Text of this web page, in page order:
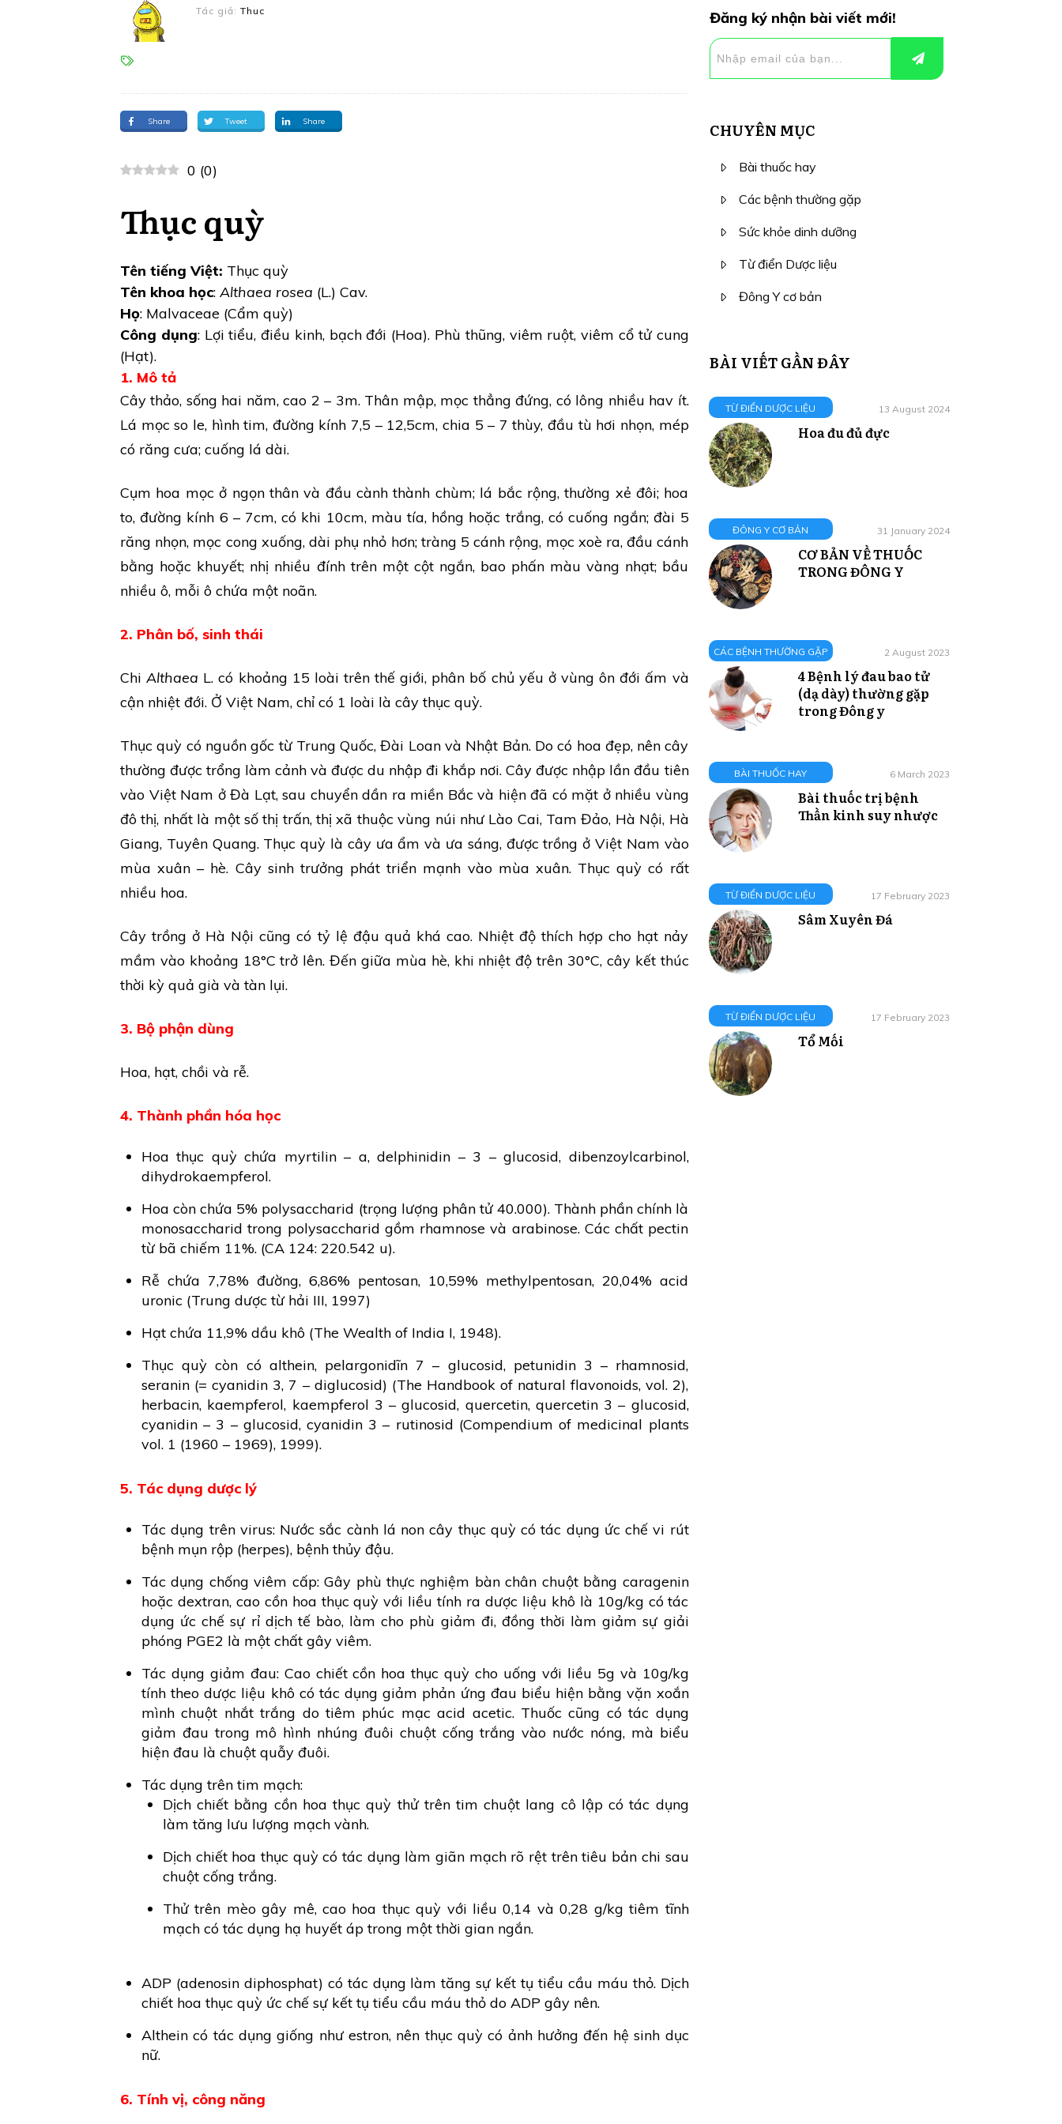
Tác giả: Thuc
Share Tweet Share
0 (0)
Thục quỳ
Tên tiếng Việt: Thục quỳ
Tên khoa học: Althaea rosea (L.) Cav.
Họ: Malvaceae (Cẩm quỳ)
Công dụng: Lợi tiểu, điều kinh, bạch đới (Hoa). Phù thũng, viêm ruột, viêm cổ tử cung
(Hạt).
1. Mô tả
Cây thảo, sống hai năm, cao 2 – 3m. Thân mập, mọc thẳng đứng, có lông nhiều hav ít.
Lá mọc so le, hình tim, đường kính 7,5 – 12,5cm, chia 5 – 7 thùy, đầu tù hơi nhọn, mép
có răng cưa; cuống lá dài.
Cụm hoa mọc ở ngọn thân và đầu cành thành chùm; lá bắc rộng, thường xẻ đôi; hoa
to, đường kính 6 – 7cm, có khi 10cm, màu tía, hồng hoặc trắng, có cuống ngắn; đài 5
răng nhọn, mọc cong xuống, dài phụ nhỏ hơn; tràng 5 cánh rộng, mọc xoè ra, đầu cánh
bằng hoặc khuyết; nhị nhiều đính trên một cột ngắn, bao phấn màu vàng nhạt; bầu
nhiều ô, mỗi ô chứa một noãn.
2. Phân bố, sinh thái
ChiAlthaea L. có khoảng 15 loài trên thế giới, phân bố chủ yếu ở vùng ôn đới ấm và
cận nhiệt đới. Ở Việt Nam, chỉ có 1 loài là cây thục quỳ.
Thục quỳ có nguồn gốc từ Trung Quốc, Đài Loan và Nhật Bản. Do có hoa đẹp, nên cây
thường được trổng làm cảnh và được du nhập đi khắp nơi. Cây được nhập lần đầu tiên
vào Việt Nam ở Đà Lạt, sau chuyển dần ra miền Bắc và hiện đã có mặt ở nhiều vùng
đô thị, nhất là một số thị trấn, thị xã thuộc vùng núi như Lào Cai, Tam Đảo, Hà Nội, Hà
Giang, Tuyên Quang. Thục quỳ là cây ưa ẩm và ưa sáng, được trồng ở Việt Nam vào
mùa xuân – hè. Cây sinh trưởng phát triển mạnh vào mùa xuân. Thục quỳ có rất
nhiều hoa.
Cây trồng ở Hà Nội cũng có tỷ lệ đậu quả khá cao. Nhiệt độ thích hợp cho hạt nảy
mầm vào khoảng 18°C trở lên. Đến giữa mùa hè, khi nhiệt độ trên 30°C, cây kết thúc
thời kỳ quả già và tàn lụi.
3. Bộ phận dùng
Hoa, hạt, chồi và rễ.
4. Thành phần hóa học
Hoa thục quỳ chứa myrtilin – a, delphinidin – 3 – glucosid, dibenzoylcarbinol,
dihydrokaempferol.
Hoa còn chứa 5% polysaccharid (trọng lượng phân tử 40.000). Thành phần chính là
monosaccharid trong polysaccharid gồm rhamnose và arabinose. Các chất pectin
từ bã chiếm 11%. (CA 124: 220.542 u).
Rễ chứa 7,78% đường, 6,86% pentosan, 10,59% methylpentosan, 20,04% acid
uronic (Trung dược từ hải III, 1997)
Hạt chứa 11,9% dầu khô (The Wealth of India I, 1948).
Thục quỳ còn có althein, pelargonidĩn 7 – glucosid, petunidin 3 – rhamnosid,
seranin (= cyanidin 3, 7 – diglucosid) (The Handbook of natural flavonoids, vol. 2),
herbacin, kaempferol, kaempferol 3 – glucosid, quercetin, quercetin 3 – glucosid,
cyanidin – 3 – glucosid, cyanidin 3 – rutinosid (Compendium of medicinal plants
vol. 1 (1960 – 1969), 1999).
5. Tác dụng dược lý
Tác dụng trên virus: Nước sắc cành lá non cây thục quỳ có tác dụng ức chế vi rút
bệnh mụn rộp (herpes), bệnh thủy đậu.
Tác dụng chống viêm cấp: Gây phù thực nghiệm bàn chân chuột bằng caragenin
hoặc dextran, cao cồn hoa thục quỳ với liều tính ra dược liệu khô là 10g/kg có tác
dụng ức chế sự rỉ dịch tế bào, làm cho phù giảm đi, đồng thời làm giảm sự giải
phóng PGE2 là một chất gây viêm.
Tác dụng giảm đau: Cao chiết cồn hoa thục quỳ cho uống với liều 5g và 10g/kg
tính theo dược liệu khô có tác dụng giảm phản ứng đau biểu hiện bằng vặn xoắn
mình chuột nhắt trắng do tiêm phúc mạc acid acetic. Thuốc cũng có tác dụng
giảm đau trong mô hình nhúng đuôi chuột cống trắng vào nước nóng, mà biểu
hiện đau là chuột quẫy đuôi.
Tác dụng trên tim mạch:
Dịch chiết bằng cồn hoa thục quỳ thử trên tim chuột lang cô lập có tác dụng
làm tăng lưu lượng mạch vành.
Dịch chiết hoa thục quỳ có tác dụng làm giãn mạch rõ rệt trên tiêu bản chi sau
chuột cống trắng.
Thử trên mèo gây mê, cao hoa thục quỳ với liều 0,14 và 0,28 g/kg tiêm tĩnh
mạch có tác dụng hạ huyết áp trong một thời gian ngắn.
ADP (adenosin diphosphat) có tác dụng làm tăng sự kết tụ tiểu cầu máu thỏ. Dịch
chiết hoa thục quỳ ức chế sự kết tụ tiểu cầu máu thỏ do ADP gây nên.
Althein có tác dụng giống như estron, nên thục quỳ có ảnh hưởng đến hệ sinh dục
nữ.
6. Tính vị, công năng
Đăng ký nhận bài viết mới!
CHUYÊN MỤC
Bài thuốc hay
Các bệnh thường gặp
Sức khỏe dinh dưỡng
Từ điển Dược liệu
Đông Y cơ bản
BÀI VIẾT GẦN ĐÂY
TỪ ĐIỂN DƯỢC LIỆU 13 August 2024
Hoa đu đủ đực
ĐÔNG Y CƠ BẢN 31 January 2024
CƠ BẢN VỀ THUỐC
TRONG ĐÔNG Y
CÁC BỆNH THƯỜNG GẶP 2 August 2023
4 Bệnh lý đau bao tử
(dạ dày) thường gặp
trong Đông y
BÀI THUỐC HAY 6 March 2023
Bài thuốc trị bệnh
Thần kinh suy nhược
TỪ ĐIỂN DƯỢC LIỆU 17 February 2023
Sâm Xuyên Đá
TỪ ĐIỂN DƯỢC LIỆU 17 February 2023
Tổ Mối